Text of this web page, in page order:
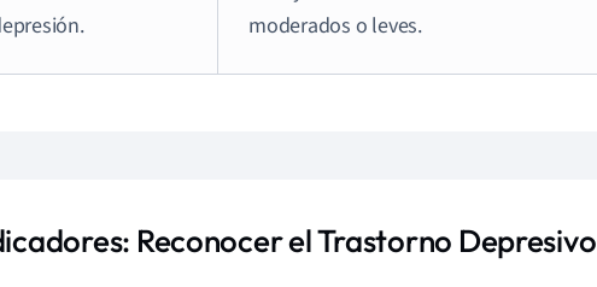
moderados o leves.
Reconocer el Trastorno Depresivo